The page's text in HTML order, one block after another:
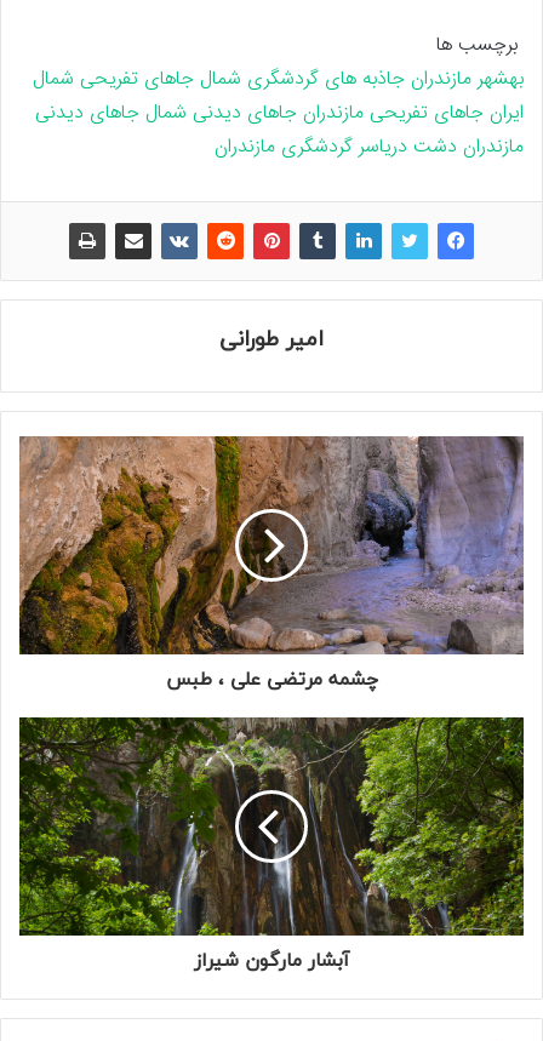
برچسب ها
بهشهر مازندران جاذبه های گردشگری شمال جاهای تفریحی شمال
ایران جاهای تفریحی مازندران جاهای دیدنی شمال جاهای دیدنی
مازندران دشت دریاسرگردشگری مازندران
امیر طورانی
چشمه مرتضی علی ، طبس
آبشار مارگون شیراز